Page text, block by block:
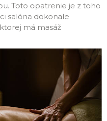
Toto opatrenie je z toho
salóna dokonale
má masáž